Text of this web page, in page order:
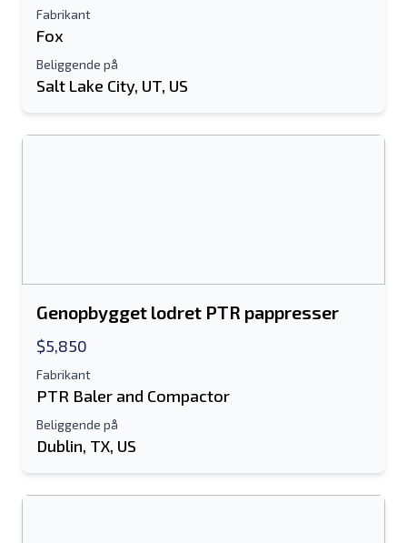
Fabrikant
Fox
Beliggende på
Salt Lake City, UT, US
Genopbygget lodret PTR pappresser
$5,850
Fabrikant
PTR Baler and Compactor
Beliggende på
Dublin, TX, US